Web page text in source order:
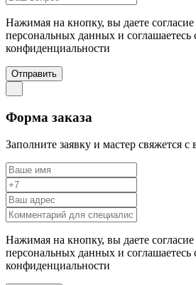
Нажимая на кнопку, вы даете
персональных данных и соглашаетесь
конфиденциальности
Отправить
Форма заказа
Заполните заявку и мастер свяжется с
Нажимая на кнопку, вы даете
персональных данных и соглашаетесь
конфиденциальности